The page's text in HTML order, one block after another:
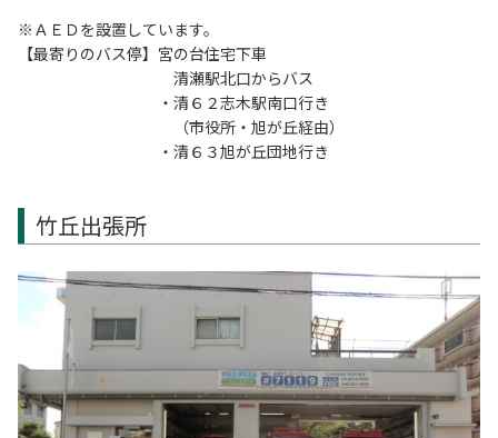
※ＡＥＤを設置しています。
【最寄りのバス停】宮の台住宅下車
清瀬駅北口からバス
・清６２志木駅南口行き
（市役所・旭が丘経由）
・清６３旭が丘団地行き
竹丘出張所